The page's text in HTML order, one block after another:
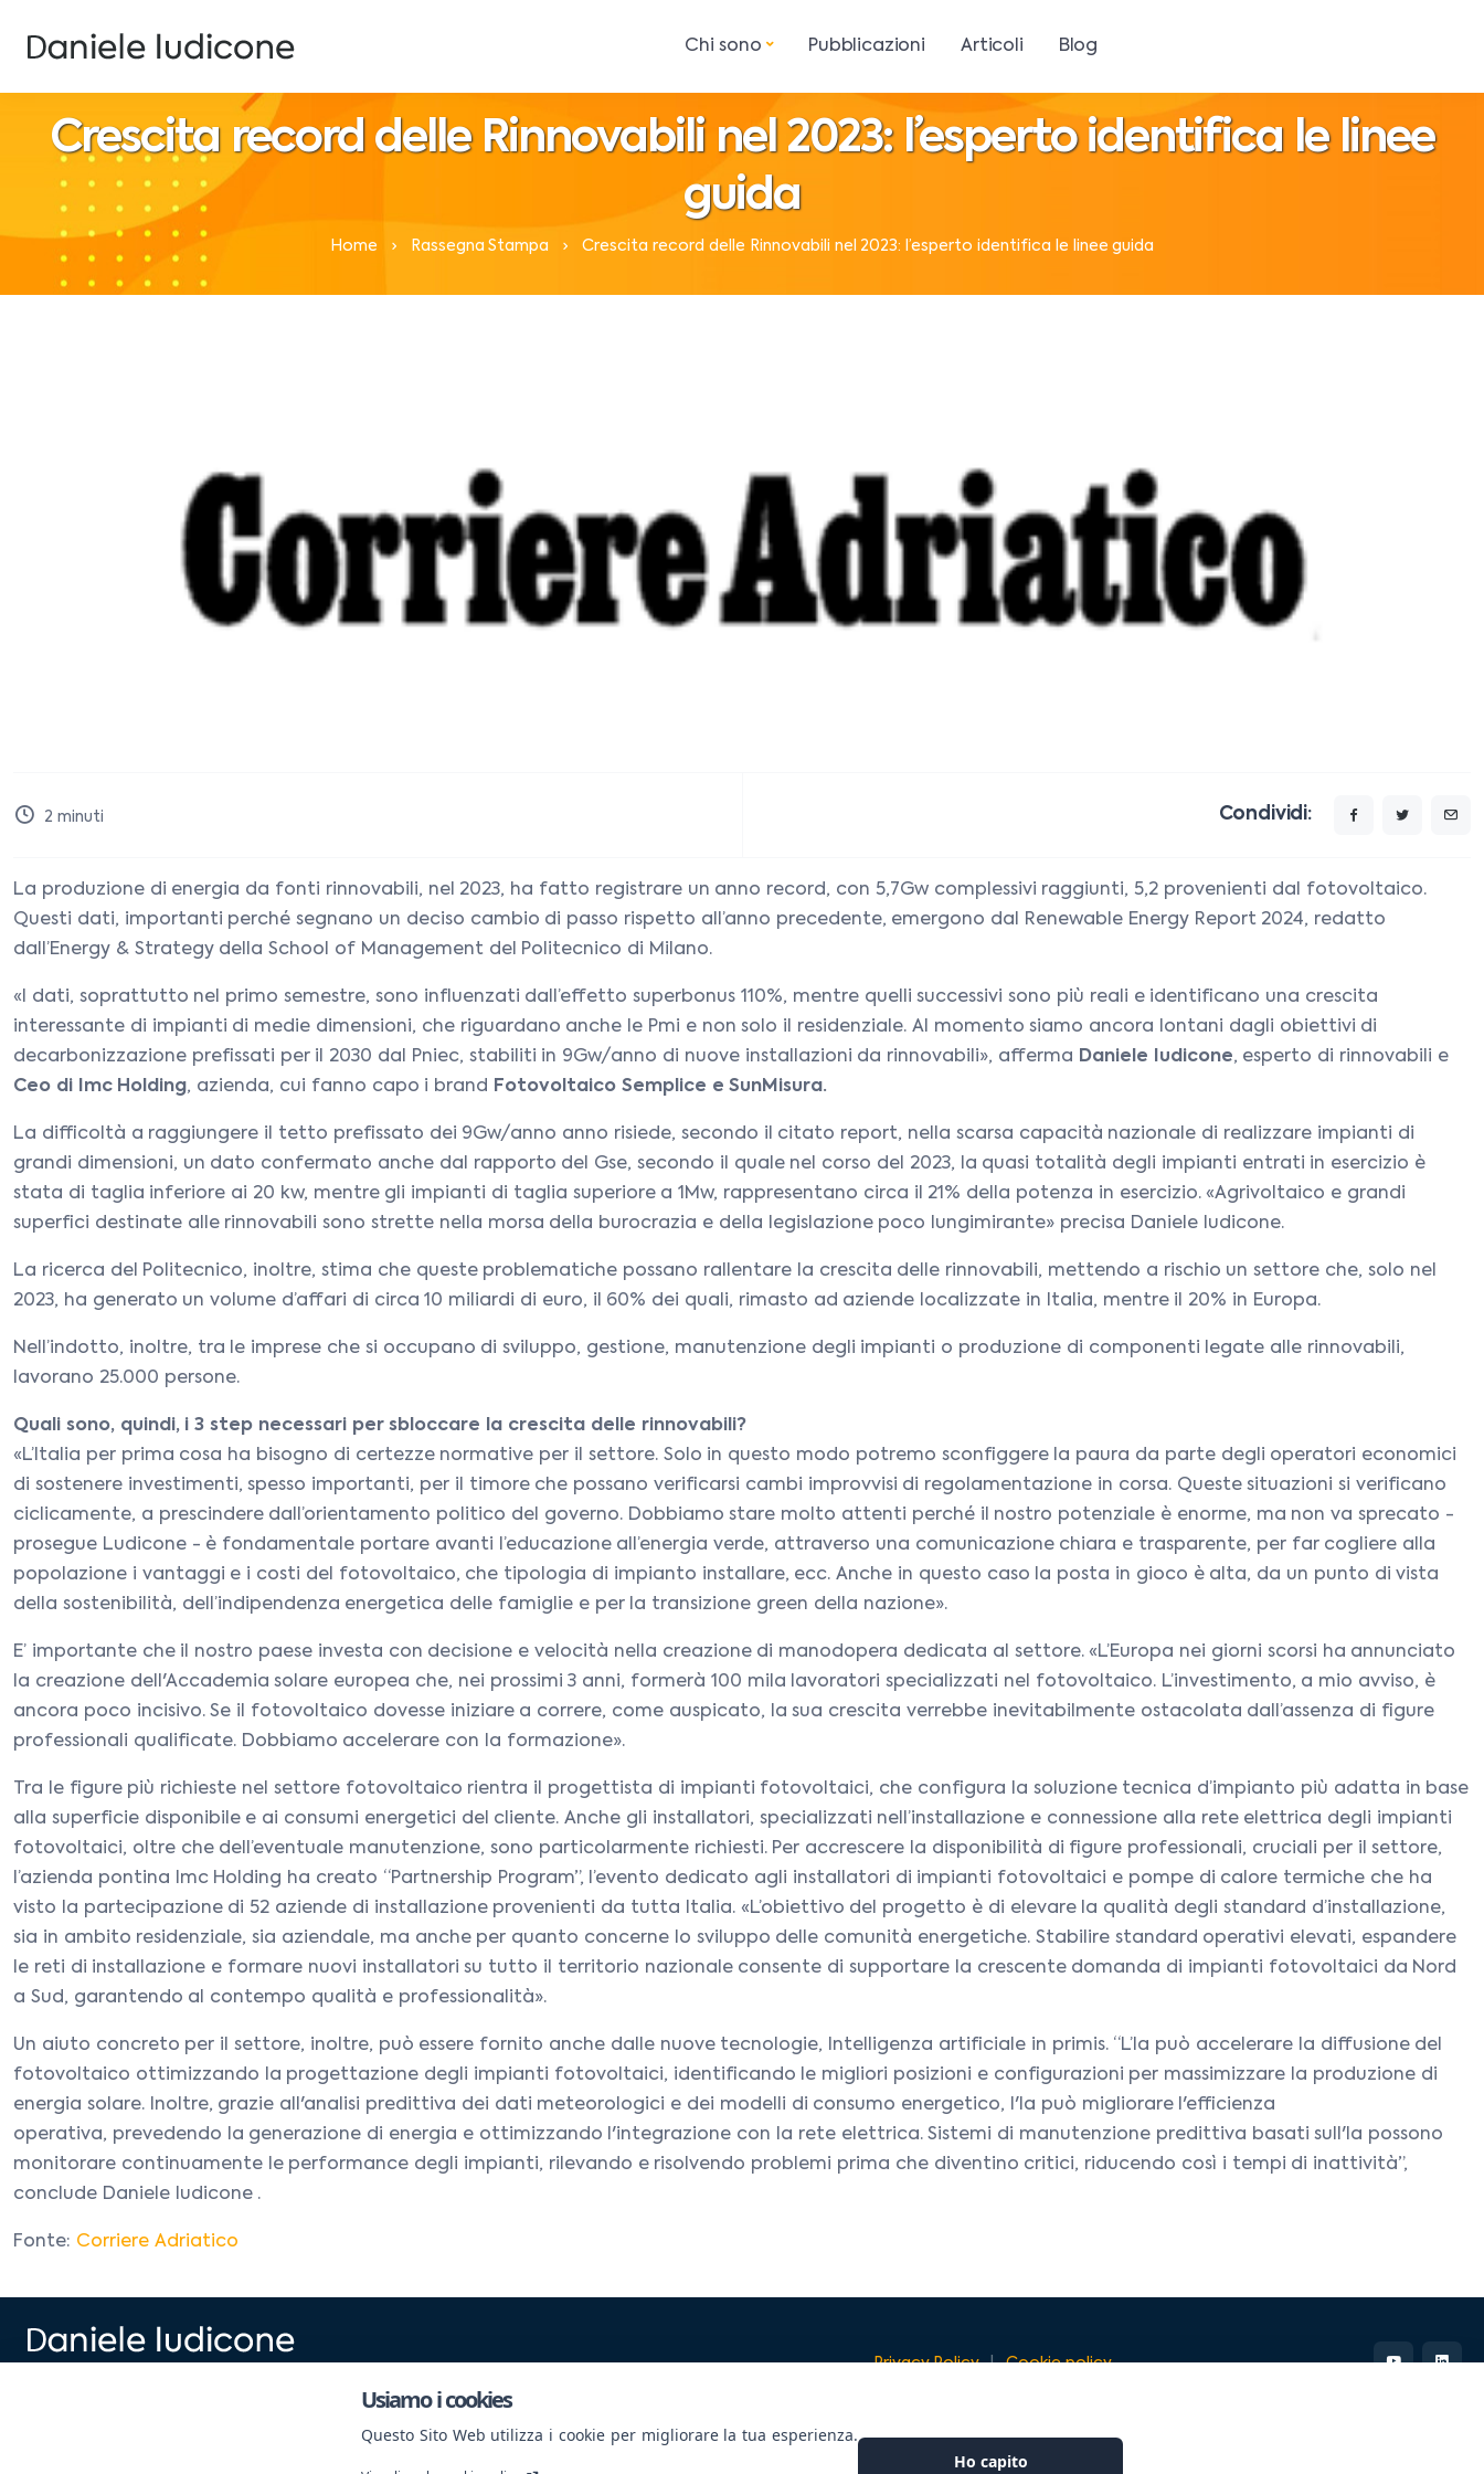
Chi sono Pubblicazioni Articoli Blog
Crescita record delle Rinnovabili nel 2023: l’esperto identifica le linee
guida
Home Rassegna Stampa Crescita record delle Rinnovabili nel 2023: l’esperto identifica le linee guida
2 minuti Condividi:
La produzione di energia da fonti rinnovabili, nel 2023, ha fatto registrare un anno record, con 5,7Gw complessivi raggiunti, 5,2 provenienti dal fotovoltaico.
Questi dati, importanti perché segnano un deciso cambio di passo rispetto all’anno precedente, emergono dal Renewable Energy Report 2024, redatto
dall’Energy & Strategy della School of Management del Politecnico di Milano.
«I dati, soprattutto nel primo semestre, sono influenzati dall’effetto superbonus 110%, mentre quelli successivi sono più reali e identificano una crescita
interessante di impianti di medie dimensioni, che riguardano anche le Pmi e non solo il residenziale. Al momento siamo ancora lontani dagli obiettivi di
decarbonizzazione prefissati per il 2030 dal Pniec, stabiliti in 9Gw/anno di nuove installazioni da rinnovabili», afferma Daniele Iudicone, esperto di rinnovabili e
Ceo di Imc Holding, azienda, cui fanno capo i brand Fotovoltaico Semplice e SunMisura.
La difficoltà a raggiungere il tetto prefissato dei 9Gw/anno anno risiede, secondo il citato report, nella scarsa capacità nazionale di realizzare impianti di
grandi dimensioni, un dato confermato anche dal rapporto del Gse, secondo il quale nel corso del 2023, la quasi totalità degli impianti entrati in esercizio è
stata di taglia inferiore ai 20 kw, mentre gli impianti di taglia superiore a 1Mw, rappresentano circa il 21% della potenza in esercizio. «Agrivoltaico e grandi
superfici destinate alle rinnovabili sono strette nella morsa della burocrazia e della legislazione poco lungimirante» precisa Daniele Iudicone.
La ricerca del Politecnico, inoltre, stima che queste problematiche possano rallentare la crescita delle rinnovabili, mettendo a rischio un settore che, solo nel
2023, ha generato un volume d’affari di circa 10 miliardi di euro, il 60% dei quali, rimasto ad aziende localizzate in Italia, mentre il 20% in Europa.
Nell’indotto, inoltre, tra le imprese che si occupano di sviluppo, gestione, manutenzione degli impianti o produzione di componenti legate alle rinnovabili,
lavorano 25.000 persone.
Quali sono, quindi, i 3 step necessari per sbloccare la crescita delle rinnovabili?
«L’Italia per prima cosa ha bisogno di certezze normative per il settore. Solo in questo modo potremo sconfiggere la paura da parte degli operatori economici
di sostenere investimenti, spesso importanti, per il timore che possano verificarsi cambi improvvisi di regolamentazione in corsa. Queste situazioni si verificano
ciclicamente, a prescindere dall’orientamento politico del governo. Dobbiamo stare molto attenti perché il nostro potenziale è enorme, ma non va sprecato -
prosegue Ludicone - è fondamentale portare avanti l’educazione all’energia verde, attraverso una comunicazione chiara e trasparente, per far cogliere alla
popolazione i vantaggi e i costi del fotovoltaico, che tipologia di impianto installare, ecc. Anche in questo caso la posta in gioco è alta, da un punto di vista
della sostenibilità, dell’indipendenza energetica delle famiglie e per la transizione green della nazione».
E’ importante che il nostro paese investa con decisione e velocità nella creazione di manodopera dedicata al settore. «L’Europa nei giorni scorsi ha annunciato
la creazione dell'Accademia solare europea che, nei prossimi 3 anni, formerà 100 mila lavoratori specializzati nel fotovoltaico. L’investimento, a mio avviso, è
ancora poco incisivo. Se il fotovoltaico dovesse iniziare a correre, come auspicato, la sua crescita verrebbe inevitabilmente ostacolata dall’assenza di figure
professionali qualificate. Dobbiamo accelerare con la formazione».
Tra le figure più richieste nel settore fotovoltaico rientra il progettista di impianti fotovoltaici, che configura la soluzione tecnica d’impianto più adatta in base
alla superficie disponibile e ai consumi energetici del cliente. Anche gli installatori, specializzati nell’installazione e connessione alla rete elettrica degli impianti
fotovoltaici, oltre che dell’eventuale manutenzione, sono particolarmente richiesti. Per accrescere la disponibilità di figure professionali, cruciali per il settore,
l’azienda pontina Imc Holding ha creato “Partnership Program”, l’evento dedicato agli installatori di impianti fotovoltaici e pompe di calore termiche che ha
visto la partecipazione di 52 aziende di installazione provenienti da tutta Italia. «L’obiettivo del progetto è di elevare la qualità degli standard d’installazione,
sia in ambito residenziale, sia aziendale, ma anche per quanto concerne lo sviluppo delle comunità energetiche. Stabilire standard operativi elevati, espandere
le reti di installazione e formare nuovi installatori su tutto il territorio nazionale consente di supportare la crescente domanda di impianti fotovoltaici da Nord
a Sud, garantendo al contempo qualità e professionalità».
Un aiuto concreto per il settore, inoltre, può essere fornito anche dalle nuove tecnologie, Intelligenza artificiale in primis. “L’Ia può accelerare la diffusione del
fotovoltaico ottimizzando la progettazione degli impianti fotovoltaici, identificando le migliori posizioni e configurazioni per massimizzare la produzione di
energia solare. Inoltre, grazie all'analisi predittiva dei dati meteorologici e dei modelli di consumo energetico, l'Ia può migliorare l'efficienza
operativa, prevedendo la generazione di energia e ottimizzando l'integrazione con la rete elettrica. Sistemi di manutenzione predittiva basati sull'Ia possono
monitorare continuamente le performance degli impianti, rilevando e risolvendo problemi prima che diventino critici, riducendo così i tempi di inattività”,
conclude Daniele Iudicone .
Fonte: Corriere Adriatico
Privacy Policy Cookie policy
Usiamo i cookies
Questo Sito Web utilizza i cookie per migliorare la tua esperienza.
Ho capito